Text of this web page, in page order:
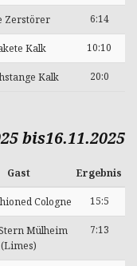
Zerstörer 6:14
Kalk 10:10
Kalk 20:0
bis16.11.2025
Gast Ergebnis
Cologne 15:5
Mülheim
(Limes)
7:13